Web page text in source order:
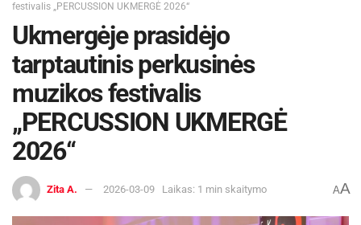
festivalis „PERCUSSION UKMERGĖ 2026“
Ukmergėje prasidėjo
tarptautinis perkusinės
muzikos festivalis
„PERCUSSION UKMERGĖ
2026“
Zita A. 2026-03-09 Laikas: 1 min skaitymo AA